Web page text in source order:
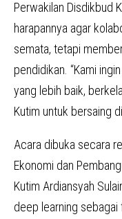
Perwakilan Disdikbud
harapannya agar
semata, tetapi
pendidikan. “Kami
yang lebih baik,
Kutim untuk bersaing
Acara dibuka secara
Ekonomi dan
Kutim Ardiansyah
deep learning